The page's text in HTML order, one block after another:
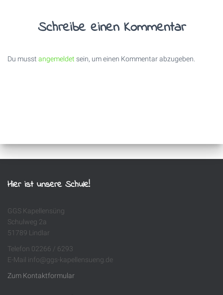
Schreibe einen Kommentar
Du musst angemeldet sein, um einen Kommentar abzugeben.
Hier ist unsere Schule!
GGS Kapellensüng
Schulweg 2a
51789 Lindlar
Telefon 02266 / 6293
E-Mail info@ggs-kapellensueng.de
Zum Kontaktformular